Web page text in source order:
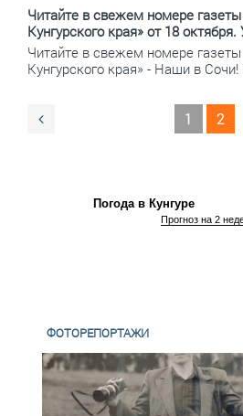
Читайте в свежем номере
Кунгурского края» от 18
Читайте в свежем номере
Кунгурского края» - Наши в
1 2
Погода в Кунгуре
Прогноз на 2
ФОТОРЕПОРТАЖИ